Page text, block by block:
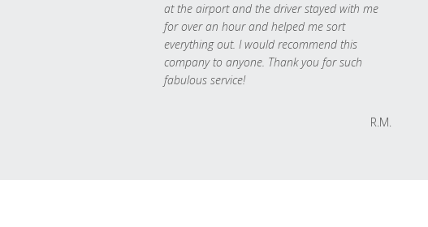
at the airport and the driver stayed with me
for over an hour and helped me sort
everything out. I would recommend this
company to anyone. Thank you for such
fabulous service!
R.M.